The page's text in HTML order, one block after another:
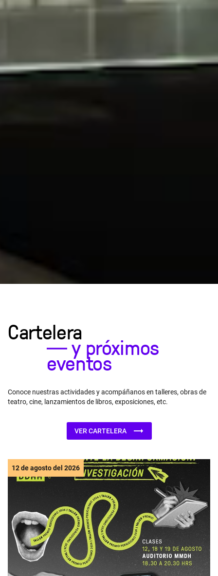
Cartelera
―y próximos
eventos
Conoce nuestras actividades y acompáñanos en talleres, obras de
teatro, cine, lanzamientos de libros, exposiciones, etc.
VER CARTELERA
12 de agosto del 2026